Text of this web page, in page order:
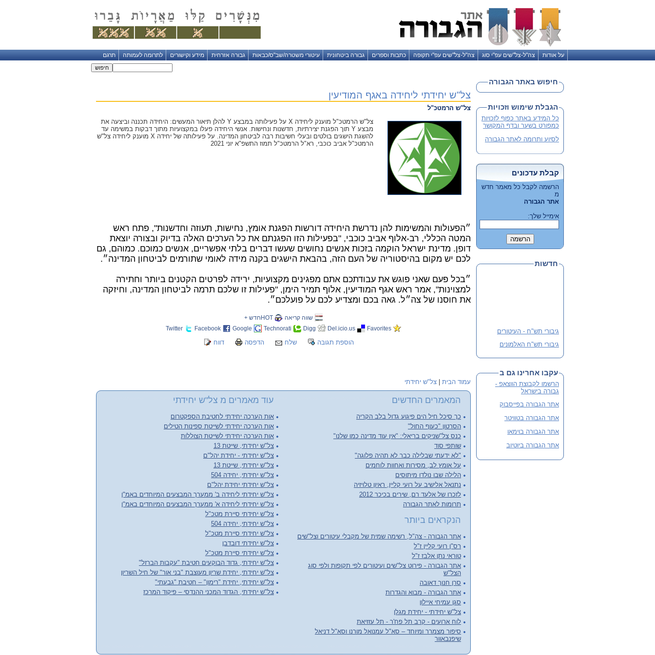
על אודות צה"ל-צל"שים עפ"י סוג צה"ל-צל"שים עפ"י תקופה כתבות וספרים גבורה ביטחונית עיטורי משטרה/שב"ס/כבאות גבורה אזרחית מידע וקישורים לתרומה לעמותה תרגם
צל"ש יחידתי ליחידה באגף המודיעין
צל"ש הרמטכ"ל
צל"ש הרמטכ"ל מוענק ליחידה X על פעילותה במבצע Y להלן תיאור המעשים: היחידה תכננה וביצעה את
מבצע Y תוך הפגנת יצירתיות, חדשנות ונחישות. אנשי היחידה פעלו במקצועיות מתוך דבקות במשימה עד
להשגת הישגים בולטים ובעלי חשיבות רבה לביטחון המדינה. על פעילותה של יחידה X מוענק ליחידה צל"ש
הרמטכ"ל אביב כוכבי, רא"ל הרמטכ"ל תמוז התשפ"א יוני 2021
״הפעולות והמשימות להן נדרשת היחידה דורשות הפגנת אומץ, נחישות, תעוזה וחדשנות", פתח ראש
המטה הכללי, רב-אלוף אביב כוכבי, "בפעילות הזו הפגנתם את כל הערכים האלה בדיוק ובצורה יוצאת
דופן. מדינת ישראל הוקמה בזכות אנשים נחושים שעשו דברים בלתי אפשריים, אנשים כמוכם. כמוהם, גם
לכם יש מקום בהיסטוריה של העם הזה, בהבאת הישגים בקנה מידה לאומי שתורמים לביטחון המדינה״.
״בכל פעם שאני פוגש את עבודתכם אתם מפגינים מקצועיות, ירידה לפרטים הקטנים ביותר וחתירה
למצוינות", אמר ראש אגף המודיעין, אלוף תמיר הימן, "פעילות זו שלכם תרמה לביטחון המדינה, וחיזקה
את חוסנו של צה״ל. גאה בכם ומצדיע לכם על פועלכם״.
שווה קריאה
HOTחדש +
Favorites
Del.icio.us
Digg
Technorati
Google
Facebook
Twitter
הוספת תגובה שלח הדפסה דווח
עמוד הבית צל"ש יחידתי
המאמרים החדשים
כך סיכל חיל הים פיגוע גדול בלב הקריה
הסרטון "כעוף החול"
כנס צל"שניקים בריאלי: "אין עוד מדינה כמו שלנו"
שותפי סוד
"לא ידעתי שבלילה כבר לא תהיה פלוגה"
על אומץ לב, מסירות ואחוות לוחמים
הלילה שבו נולדו מיתוסים
נתנאל אלישיב על רועי קליין, ראיון טלויזיה
לזכרו של אלעד רם, שירים בכיכר 2012
תרומות לאתר הגבורה
הנקראים ביותר
אתר הגבורה - צה"ל, רשימה שמית של מקבלי עיטורים וצל"שים
רס"ן רועי קליין ז"ל
טוראי נתן אלבז ז"ל
אתר הגבורה - פירוט צל"שים ועיטורים לפי תקופות ולפי סוג
הצל"ש
סרן חנוך דאובה
אתר הגבורה - מבוא והגדרות
סגן עמיחי איילון
צל"ש יחידתי - יחידת מגלן
לוח ארועים - קרב תל פח'ר - תל עזזיאת
סיפור מצמרר ומיוחד – סא"ל עמנואל מורנו וסא"ל דניאל
שיפנבאוור
עוד מאמרים מ צל"ש יחידתי
אות הערכה יחידתי לחטיבת הספקטרום
אות הערכה יחידתי לשייטת ספינות הטילים
אות הערכה יחידתי לשייטת הצוללות
צל"ש יחידתי, שייטת 13
צל"ש יחידתי - יחידת יהל"ם
צל"ש יחידתי, שייטת 13
צל"ש יחידתי, יחידה 504
צל"ש יחידתי יחידת יהל"ם
צל"ש יחידתי ליחידה ב' ממערך המבצעים המיוחדים באמ"ן
צל"ש יחידתי ליחידה א' ממערך המבצעים המיוחדים באמ"ן
צל"ש יחידתי סיירת מטכ"ל
צל"ש יחידתי, יחידה 504
צל"ש יחידתי סיירת מטכ"ל
צל"ש יחידתי דובדבן
צל"ש יחידתי סיירת מטכ"ל
צל"ש יחידתי, גדוד הבוקעים חטיבת "עקבות הברזל"
צל"ש יחידתי, יחידת שריון מעוצבת "בני אור" של חיל השריון
צל"ש יחידתי, יחידת "רימון" – חטיבת "גבעתי"
צל"ש יחידתי, הגדוד המכני ההנדסי – פיקוד המרכז
חיפוש באתר הגבורה
הגבלת שימוש וזכויות
כל המידע באתר כפוף לזכויות
כמפורט בשער ובדף המקושר
לסיוע ותרומה לאתר הגבורה
קבלת עדכונים
הרשמה לקבל כל מאמר חדש
מ
אתר הגבורה
אימייל שלך:
חדשות
גיבורי תש"ח - העיטורים
גיבורי תש"ח האלמונים
פלוגה י' שבלב מהדורה 3
שתי מהדורות קודמות אזלו
והנוכחית מורחבת
עקבו אחרינו גם ב
הרשמו לקבוצת הווצאפ -
גבורה בישראל
אתר הגבורה בפייסבוק
אתר הגבורה בטוויטר
אתר הגבורה בוימאו
אתר הגבורה ביוטיוב